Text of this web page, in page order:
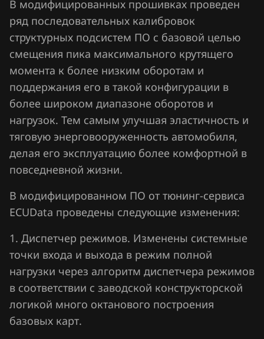
DAF
Derways
Dodge
Dongfeng
Extreme moto
FAW
Ford
Forthing
Foton
GAC
Geely
Genesis
Siemens SID 310
В модифицированных прошивках проведен
ряд последовательных калибровок
структурных подсистем ПО с базовой целью
смещения пика максимального крутящего
момента к более низким оборотам и
поддержания его в такой конфигурации в
более широком диапазоне оборотов и
нагрузок. Тем самым улучшая эластичность и
тяговую энерговооруженность автомобиля,
делая его эксплуатацию более комфортной в
повседневной жизни.
В модифицированном ПО от тюнинг-сервиса
ECUData проведены следующие изменения:
1. Диспетчер режимов. Изменены системные
точки входа и выхода в режим полной
нагрузки через алгоритм диспетчера режимов
в соответствии с заводской конструкторской
логикой много октанового построения
базовых карт.